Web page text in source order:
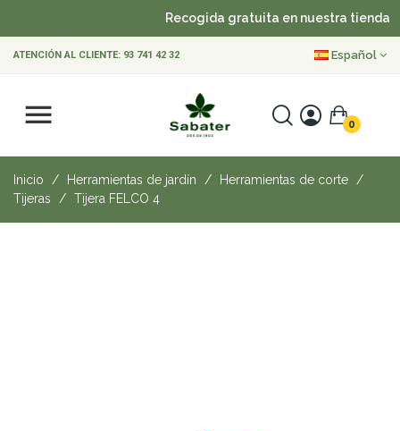
Recogida gratuita en nuestra tienda
ATENCIÓN AL CLIENTE: 93 741 42 32 Español
0
Inicio Herramientas de jardín
Herramientas de corte
Tijeras
Tijera FELCO 4